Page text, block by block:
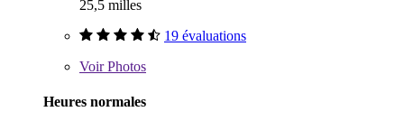
25,5 milles
19 évaluations
VoirPhotos
Heures normales